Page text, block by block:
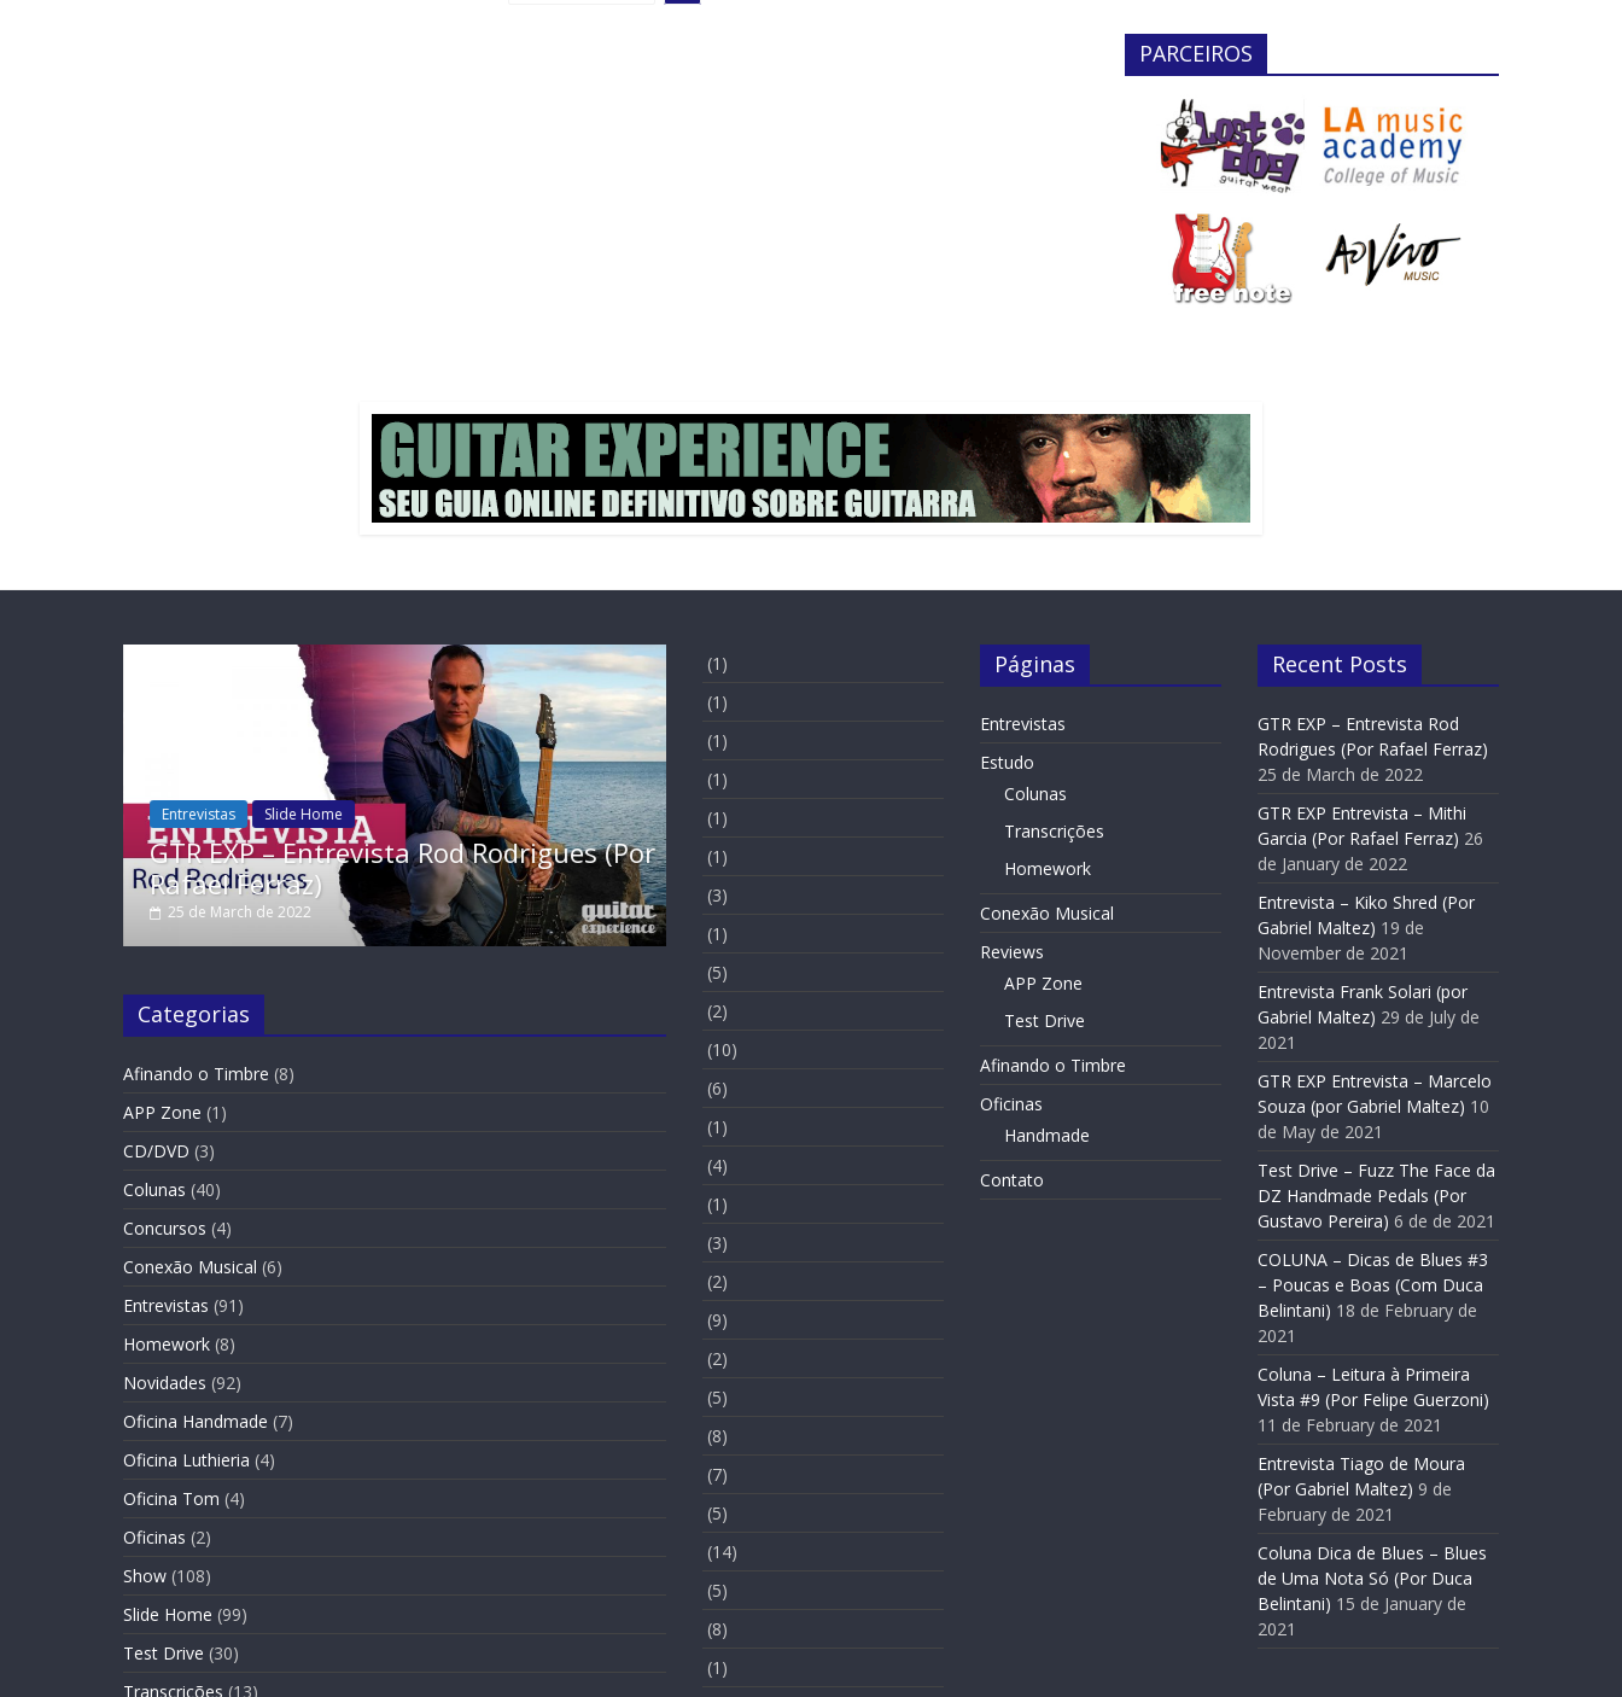
PARCEIROS
(Por
Entrevistas Slide Home
GTR EXP Entrevista – Mithi Garcia (Por
Rafael Ferraz)
26 de January de 2022
Entrevista – Kiko Shred (Por Gabriel
Maltez)
Entrevistas Slide Home
Entrevista Frank Solari (por
Maltez)
29 de July de 2021
Categorias
Afinando o Timbre (8)
APP Zone (1)
CD/DVD (3)
Colunas (40)
Concursos (4)
Conexão Musical (6)
Entrevistas (91)
Homework (8)
Novidades (92)
Oficina Handmade (7)
Oficina Luthieria (4)
Oficina Tom (4)
Oficinas (2)
Show (108)
Slide Home (99)
Test Drive (30)
Transcrições (13)
(1)
(1)
(1)
(1)
(1)
(1)
(3)
(1)
(5)
(2)
(10)
(6)
(1)
(4)
(1)
(3)
(2)
(9)
(2)
(5)
(8)
(7)
(5)
(14)
(5)
(8)
(1)
Páginas
Entrevistas
Estudo
Colunas
Transcrições
Homework
Conexão Musical
Reviews
APP Zone
Test Drive
Afinando o Timbre
Oficinas
Handmade
Contato
Recent Posts
GTR EXP – Entrevista Rod
Rodrigues (Por Rafael Ferraz)
25 de March de 2022
GTR EXP Entrevista – Mithi
Garcia (Por Rafael Ferraz) 26
de January de 2022
Entrevista – Kiko Shred (Por
Gabriel Maltez) 19 de
November de 2021
Entrevista Frank Solari (por
Gabriel Maltez) 29 de July de
2021
GTR EXP Entrevista – Marcelo
Souza (por Gabriel Maltez) 10
de May de 2021
Test Drive – Fuzz The Face da
DZ Handmade Pedals (Por
Gustavo Pereira) 6 de de 2021
COLUNA – Dicas de Blues #3
– Poucas e Boas (Com Duca
Belintani) 18 de February de
2021
Coluna – Leitura à Primeira
Vista #9 (Por Felipe Guerzoni)
11 de February de 2021
Entrevista Tiago de Moura
(Por Gabriel Maltez) 9 de
February de 2021
Coluna Dica de Blues – Blues
de Uma Nota Só (Por Duca
Belintani) 15 de January de
2021